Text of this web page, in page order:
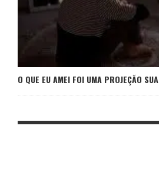
O QUE EU AMEI FOI UMA PROJEÇÃO SUA